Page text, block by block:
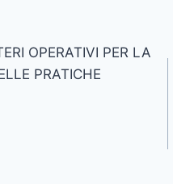
OPERATIVI PER LA
PRATICHE